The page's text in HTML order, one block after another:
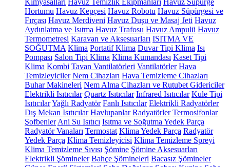
Kimyasalları Havuz Temizlik Ekipmanları Havuz Süpürge
Hortumu Havuz Kepçesi Havuz Robotu Havuz Süpürgesi ve
Fırçası Havuz Merdiveni Havuz Duşu ve Masaj Jeti Havuz
Aydınlatma ve Isıtma Havuz Trafosu Havuz Ampulü Havuz
Termometresi Karavan ve Aksesuarları ISITMA VE
SOĞUTMA Klima Portatif Klima Duvar Tipi Klima Isı
Pompası Salon Tipi Klima Klima Kumandası Kaset Tipi
Klima Kombi Tavan Vantilatörleri Vantilatörler Hava
Temizleyiciler Nem Cihazları Hava Temizleme Cihazları
Buhar Makineleri Nem Alma Cihazları ve Rutubet Gidericiler
Elektrikli Isıtıcılar Quartz Isıtıcılar Infrared Isıtıcılar Kule Tipi
IsıtıcılarYağlı Radyatör Fanlı Isıtıcılar Elektrikli Radyatörler
Dış Mekan Isıtıcılar Havlupanlar Radyatörler Termosifonlar
Şofbenler Ani Su Isıtıcı Isıtma ve Soğutma Yedek Parça
Radyatör Vanaları Termostat Klima Yedek Parça Radyatör
Yedek Parça Klima Temizleyicisi Klima Temizleme Spreyi
Klima Temizleme Sıvısı Şömine Şömine Aksesuarları
Elektrikli Şömineler Bahçe Şömineleri Bacasız Şömineler